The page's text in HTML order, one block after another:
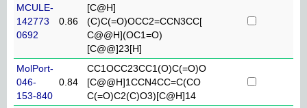
MCULE-
142773
0692
0.86
[C@H]
(C)C(=O)OCC2=CCN3CC[
C@@H](OC1=O)
[C@@]23[H]
MolPort-
046-
153-840
0.84
CC1OCC23CC1(O)C(=O)O
[C@@H]1CCN4CC=C(CO
C(=O)C2(C)O3)[C@H]14